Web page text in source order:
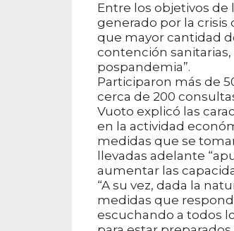
Entre los objetivos de
generado por la crisis
que mayor cantidad
contención sanitarias,
pospandemia”.
Participaron más de
cerca de 200
Vuoto explicó las
en la actividad
medidas que se
llevadas adelante
aumentar las
“A su vez, dada la
medidas que
escuchando a todos